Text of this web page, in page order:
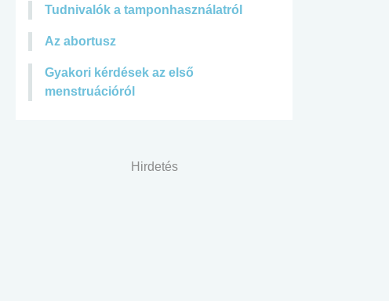
Tudnivalók a tamponhasználatról
Az abortusz
Gyakori kérdések az első
menstruációról
Hirdetés